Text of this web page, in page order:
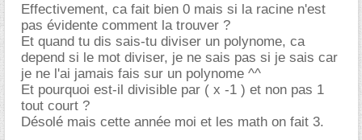
Effectivement, ca fait bien 0 mais si la racine n'est
pas évidente comment la trouver ?
Et quand tu dis sais-tu diviser un polynome, ca
depend si le mot diviser, je ne sais pas si je sais car
je ne l'ai jamais fais sur un polynome ^^
Et pourquoi est-il divisible par ( x -1 ) et non pas 1
tout court ?
Désolé mais cette année moi et les math on fait 3.